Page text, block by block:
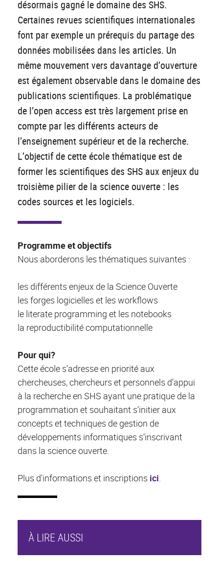
désormais gagné le domaine des SHS.
Certaines revues scientifiques internationales
font par exemple un prérequis du partage des
données mobilisées dans les articles. Un
même mouvement vers davantage d’ouverture
est également observable dans le domaine des
publications scientifiques. La problématique
de l’open access est très largement prise en
compte par les différents acteurs de
l’enseignement supérieur et de la recherche.
L’objectif de cette école thématique est de
former les scientifiques des SHS aux enjeux du
troisième pilier de la science ouverte : les
codes sources et les logiciels.
Programme et objectifs
Nous aborderons les thématiques suivantes :
les différents enjeux de la Science Ouverte
les forges logicielles et les workflows
le literate programming et les notebooks
la reproductibilité computationnelle
Pour qui?
Cette école s’adresse en priorité aux
chercheuses, chercheurs et personnels d’appui
à la recherche en SHS ayant une pratique de la
programmation et souhaitant s’initier aux
concepts et techniques de gestion de
développements informatiques s’inscrivant
dans la science ouverte.
Plus d'informations et inscriptions ici.
À LIRE AUSSI